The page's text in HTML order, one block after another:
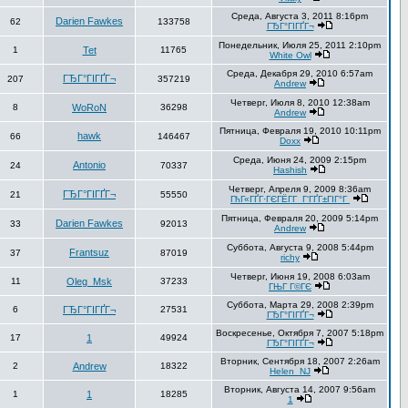
62 Darien Fawkes 133758
Среда, Августа 3, 2011 8:16pm
ГЂГ°ГІГҐГ¬
1 Tet 11765
Понедельник, Июля 25, 2011 2:10pm
White Owl
207 ГЂГ°ГІГҐГ¬ 357219
Среда, Декабря 29, 2010 6:57am
Andrew
8 WoRoN 36298
Четверг, Июля 8, 2010 12:38am
Andrew
66 hawk 146467
Пятница, Февраля 19, 2010 10:11pm
Doxx
24 Antonio 70337
Среда, Июня 24, 2009 2:15pm
Hashish
21 ГЂГ°ГІГҐГ¬ 55550
Четверг, Апреля 9, 2009 8:36am
ГћГ«ГҐГ·ГЄГЁГ­Г Г‘ГҐГ±ГІГ°Г
33 Darien Fawkes 92013
Пятница, Февраля 20, 2009 5:14pm
Andrew
37 Frantsuz 87019
Суббота, Августа 9, 2008 5:44pm
richy
11 Oleg_Msk 37233
Четверг, Июня 19, 2008 6:03am
ГЊГ Г©ГЄ
6 ГЂГ°ГІГҐГ¬ 27531
Суббота, Марта 29, 2008 2:39pm
ГЂГ°ГІГҐГ¬
17 1 49924
Воскресенье, Октября 7, 2007 5:18pm
ГЂГ°ГІГҐГ¬
2 Andrew 18322
Вторник, Сентября 18, 2007 2:26am
Helen_NJ
1 1 18285
Вторник, Августа 14, 2007 9:56am
1